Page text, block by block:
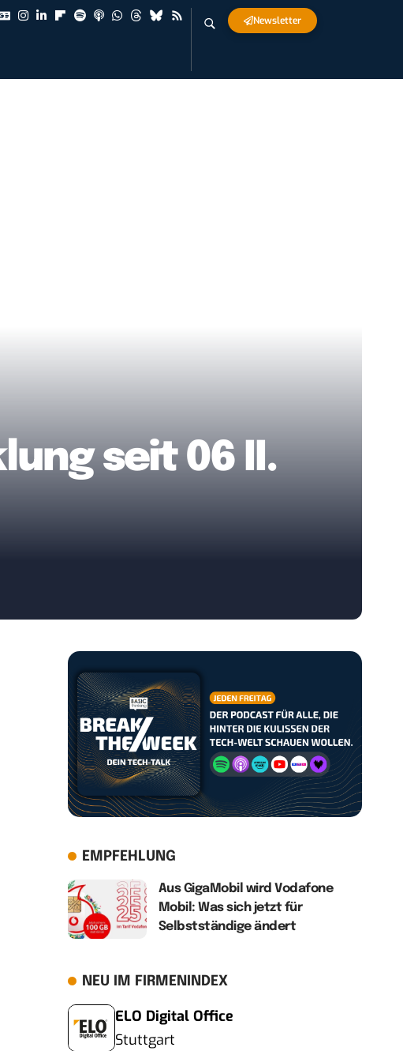
Newsletter
seit 06 II.
EMPFEHLUNG
Aus GigaMobil wird Vodafone
Mobil: Was sich jetzt für
Selbstständige ändert
NEU IM FIRMENINDEX
ELO Digital Office
Stuttgart